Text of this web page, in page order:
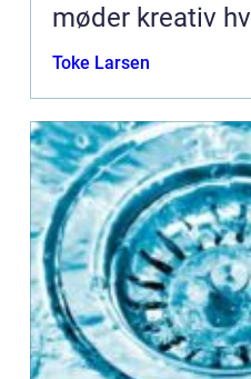
møder kreativ
Toke Larsen